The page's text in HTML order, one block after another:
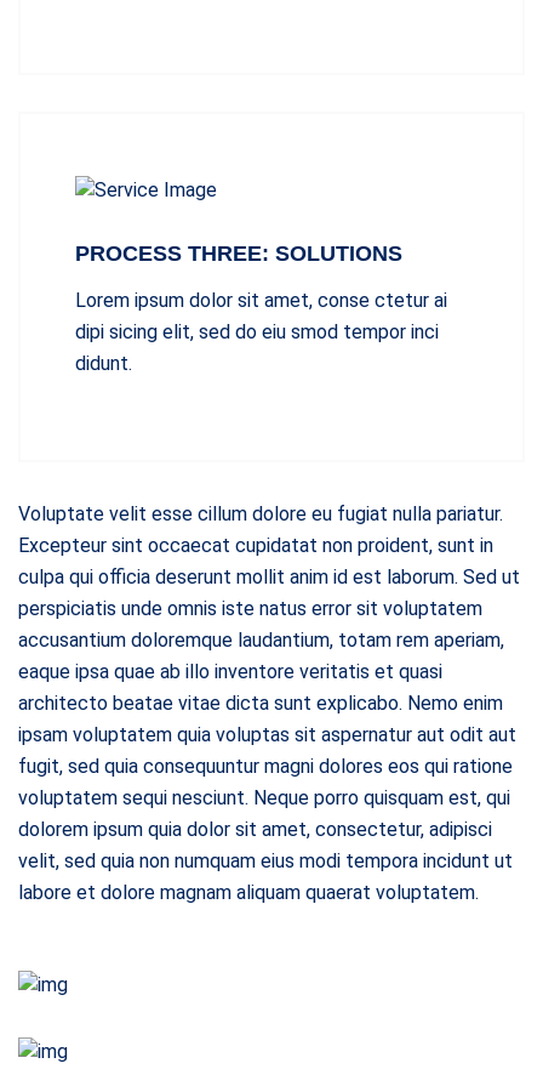
PROCESS THREE: SOLUTIONS
Lorem ipsum dolor sit amet, conse ctetur ai
dipi sicing elit, sed do eiu smod tempor inci
didunt.
Voluptate velit esse cillum dolore eu fugiat nulla pariatur.
Excepteur sint occaecat cupidatat non proident, sunt in
culpa qui officia deserunt mollit anim id est laborum. Sed ut
perspiciatis unde omnis iste natus error sit voluptatem
accusantium doloremque laudantium, totam rem aperiam,
eaque ipsa quae ab illo inventore veritatis et quasi
architecto beatae vitae dicta sunt explicabo. Nemo enim
ipsam voluptatem quia voluptas sit aspernatur aut odit aut
fugit, sed quia consequuntur magni dolores eos qui ratione
voluptatem sequi nesciunt. Neque porro quisquam est, qui
dolorem ipsum quia dolor sit amet, consectetur, adipisci
velit, sed quia non numquam eius modi tempora incidunt ut
labore et dolore magnam aliquam quaerat voluptatem.